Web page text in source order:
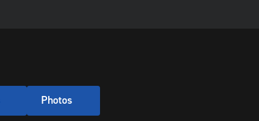
Photos